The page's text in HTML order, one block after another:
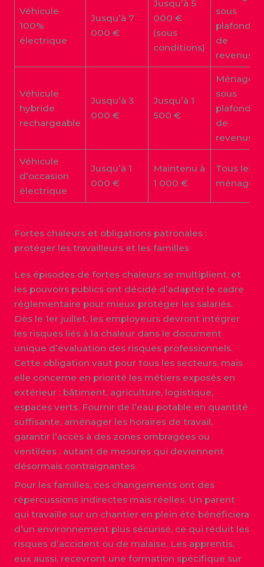
Véhicule
100%
électrique
Jusqu’à 7
000 €
Jusqu’à 5
000 €
(sous
conditions)
sous
plafond
de
revenus
Véhicule
hybride
rechargeable
Jusqu’à 3
000 €
Jusqu’à 1
500 €
Ménages
sous
plafond
de
revenus
Véhicule
d’occasion
électrique
Jusqu’à 1
000 €
Maintenu à
1 000 €
Tous les
ménages
Fortes chaleurs et obligations patronales :
protéger les travailleurs et les familles
Les épisodes de fortes chaleurs se multiplient, et
les pouvoirs publics ont décidé d’adapter le cadre
réglementaire pour mieux protéger les salariés.
Dès le 1er juillet, les employeurs devront intégrer
les risques liés à la chaleur dans le document
unique d’évaluation des risques professionnels.
Cette obligation vaut pour tous les secteurs, mais
elle concerne en priorité les métiers exposés en
extérieur : bâtiment, agriculture, logistique,
espaces verts. Fournir de l’eau potable en quantité
suffisante, aménager les horaires de travail,
garantir l’accès à des zones ombragées ou
ventilées : autant de mesures qui deviennent
désormais contraignantes.
Pour les familles, ces changements ont des
répercussions indirectes mais réelles. Un parent
qui travaille sur un chantier en plein été bénéficiera
d’un environnement plus sécurisé, ce qui réduit les
risques d’accident ou de malaise. Les apprentis,
eux aussi, recevront une formation spécifique sur